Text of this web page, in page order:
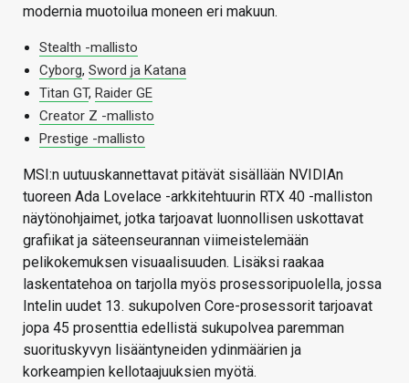
modernia muotoilua moneen eri makuun.
Stealth -mallisto
Cyborg, Sword ja Katana
Titan GT, Raider GE
Creator Z -mallisto
Prestige -mallisto
MSI:n uutuuskannettavat pitävät sisällään NVIDIAn
tuoreen Ada Lovelace -arkkitehtuurin RTX 40 -malliston
näytönohjaimet, jotka tarjoavat luonnollisen uskottavat
grafiikat ja säteenseurannan viimeistelemään
pelikokemuksen visuaalisuuden. Lisäksi raakaa
laskentatehoa on tarjolla myös prosessoripuolella, jossa
Intelin uudet 13. sukupolven Core-prosessorit tarjoavat
jopa 45 prosenttia edellistä sukupolvea paremman
suorituskyvyn lisääntyneiden ydinmäärien ja
korkeampien kellotaajuuksien myötä.